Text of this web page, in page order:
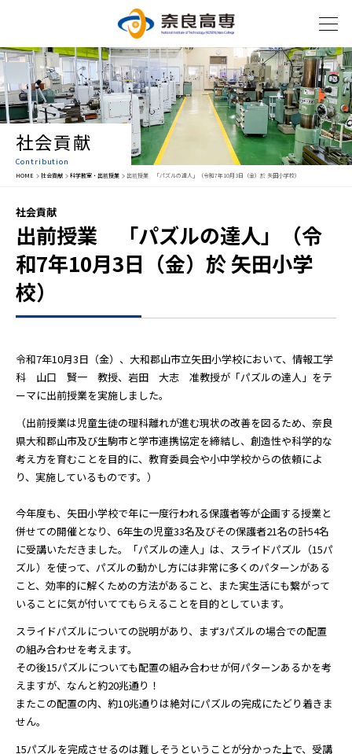
社会貢献
Contribution
HOME 社会貢献 科学教室・出前授業 出前授業 「パズルの達人」（令和7年10月3日（金）於 矢田小学校）
社会貢献
出前授業 「パズルの達人」（令
和7年10月3日（金）於 矢田小学
校）
令和7年10月3日（金）、大和郡山市立矢田小学校において、情報工学
科 山口 賢一 教授、岩田 大志 准教授が「パズルの達人」をテ
ーマに出前授業を実施しました。
（出前授業は児童生徒の理科離れが進む現状の改善を図るため、奈良
県大和郡山市及び生駒市と学市連携協定を締結し、創造性や科学的な
考え方を育むことを目的に、教育委員会や小中学校からの依頼によ
り、実施しているものです。）
今年度も、矢田小学校で年に一度行われる保護者等が企画する授業と
併せての開催となり、6年生の児童33名及びその保護者21名の計54名
に受講いただきました。「パズルの達人」は、スライドパズル（15パ
ズル）を使って、パズルの動かし方には非常に多くのパターンがある
こと、効率的に解くための方法があること、また実生活にも繋がって
いることに気が付いててもらえることを目的としています。
スライドパズルについての説明があり、まず3パズルの場合での配置
の組み合わせを考えます。
その後15パズルについても配置の組み合わせが何パターンあるかを考
えますが、なんと約20兆通り！
またこの配置の内、約10兆通りは絶対にパズルの完成にたどり着きま
せん。
15パズルを完成させるのは難しそうということが分かった上で、受講